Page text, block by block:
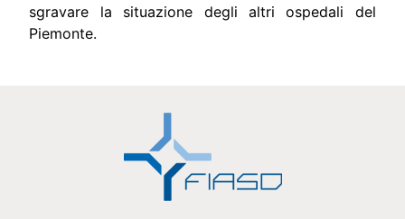
sgravare la situazione degli altri ospedali del
Piemonte.